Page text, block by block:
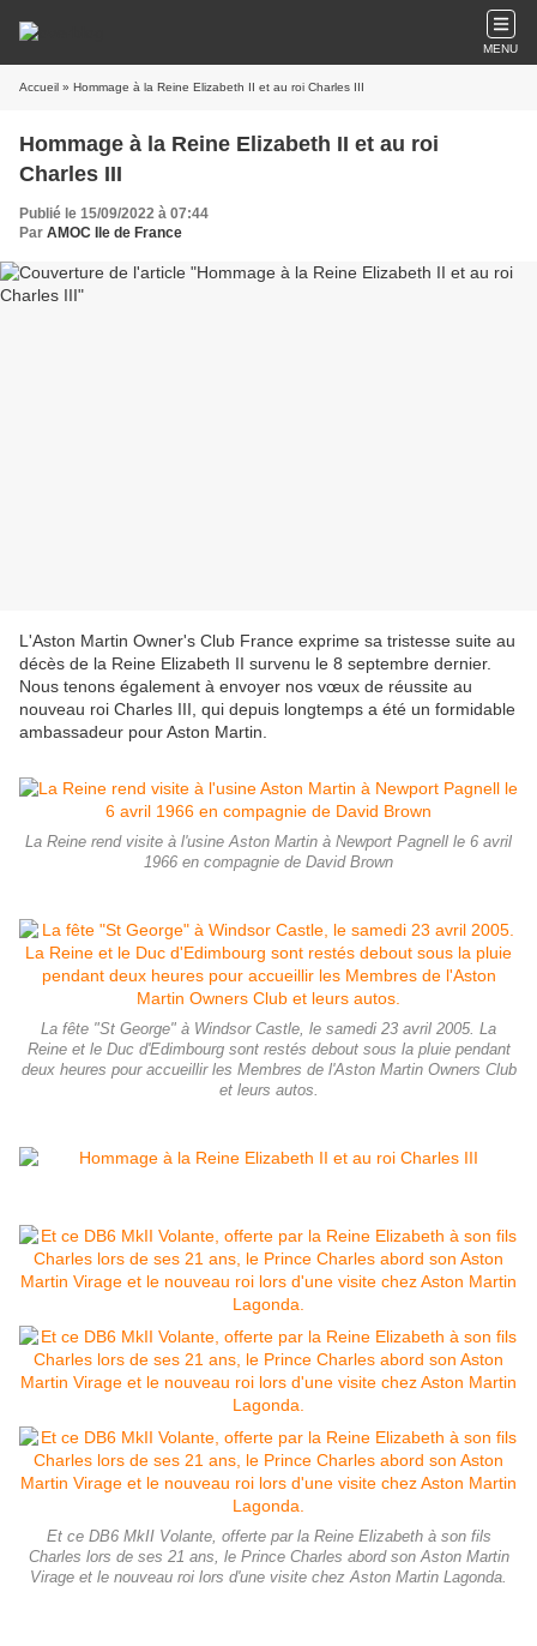
MENU
Accueil » Hommage à la Reine Elizabeth II et au roi Charles III
Hommage à la Reine Elizabeth II et au roi
Charles III
Publié le 15/09/2022 à 07:44
Par AMOC Ile de France
L'Aston Martin Owner's Club France exprime sa tristesse suite au
décès de la Reine Elizabeth II survenu le 8 septembre dernier.
Nous tenons également à envoyer nos vœux de réussite au
nouveau roi Charles III, qui depuis longtemps a été un formidable
ambassadeur pour Aston Martin.
La Reine rend visite à l'usine Aston Martin à Newport Pagnell le 6 avril
1966 en compagnie de David Brown
La fête "St George" à Windsor Castle, le samedi 23 avril 2005. La
Reine et le Duc d'Edimbourg sont restés debout sous la pluie pendant
deux heures pour accueillir les Membres de l'Aston Martin Owners Club
et leurs autos.
Et ce DB6 MkII Volante, offerte par la Reine Elizabeth à son fils
Charles lors de ses 21 ans, le Prince Charles abord son Aston Martin
Virage et le nouveau roi lors d'une visite chez Aston Martin Lagonda.